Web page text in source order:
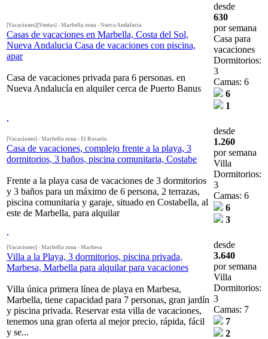
[Vacaciones][Ventas] - Marbella zona - Nueva Andalucia
Casas de vacaciones en Marbella, Costa del Sol,
Nueva Andalucia Casa de vacaciones con piscina,
apar
Casa de vacaciones privada para 6 personas. en
Nueva Andalucía en alquiler cerca de Puerto Banus
desde
630
por semana
Casa para
vacaciones
Dormitorios:
3
Camas: 6
6
1
[Vacaciones] - Marbella zona - El Rosario
Casa de vacaciones, complejo frente a la playa, 3
dormitorios, 3 baños, piscina comunitaria, Costabe
Frente a la playa casa de vacaciones de 3 dormitorios
y 3 baños para un máximo de 6 persona, 2 terrazas,
piscina comunitaria y garaje, situado en Costabella, al
este de Marbella, para alquilar
desde
1.260
por semana
Villa
Dormitorios:
3
Camas: 6
6
3
[Vacaciones] - Marbella zona - Marbesa
Villa a la Playa, 3 dormitorios, piscina privada,
Marbesa, Marbella para alquilar para vacaciones
Villa única primera línea de playa en Marbesa,
Marbella, tiene capacidad para 7 personas, gran jardín
y piscina privada. Reservar esta villa de vacaciones,
tenemos una gran oferta al mejor precio, rápida, fácil
y se...
desde
3.640
por semana
Villa
Dormitorios:
3
Camas: 7
7
2